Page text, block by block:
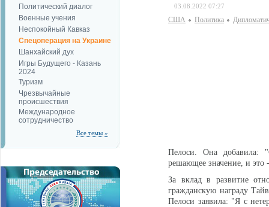
Политический диалог
Военные учения
Неспокойный Кавказ
Спецоперация на Украине
Шанхайский дух
Игры Будущего - Казань
2024
Туризм
Чрезвычайные
происшествия
Международное
сотрудничество
Все темы »
03.08.2022 07:27
США Политика
Пелоси. Она добавила:
решающее значение, и это
За вклад в развитие
гражданскую награду
Пелоси заявила: "Я с